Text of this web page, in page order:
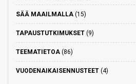
SÄÄ MAAILMALLA (15)
TAPAUSTUTKIMUKSET (9)
TEEMATIETOA (86)
VUODENAIKAISENNUSTEET (4)